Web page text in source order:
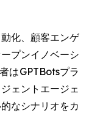
化、顧客エンゲ
プンイノベーシ
はGPTBotsプラ
ェントエージェ
なシナリオをカ